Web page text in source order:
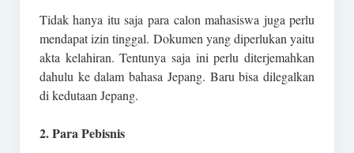
Tidak hanya itu saja para calon mahasiswa juga perlu
mendapat izin tinggal. Dokumen yang diperlukan yaitu
akta kelahiran. Tentunya saja ini perlu diterjemahkan
dahulu ke dalam bahasa Jepang. Baru bisa dilegalkan
di kedutaan Jepang.
2. Para Pebisnis